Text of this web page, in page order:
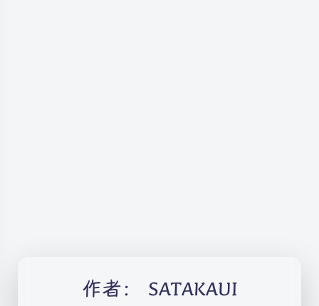
作者： SATAKAUI